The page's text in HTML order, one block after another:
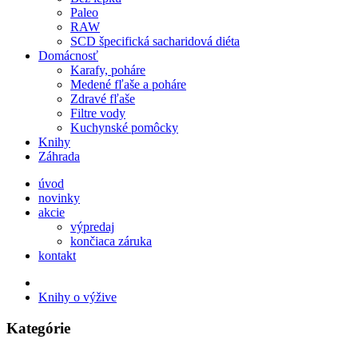
Paleo
RAW
SCD špecifická sacharidová diéta
Domácnosť
Karafy, poháre
Medené fľaše a poháre
Zdravé fľaše
Filtre vody
Kuchynské pomôcky
Knihy
Záhrada
úvod
novinky
akcie
výpredaj
končiaca záruka
kontakt
Knihy o výžive
Kategórie